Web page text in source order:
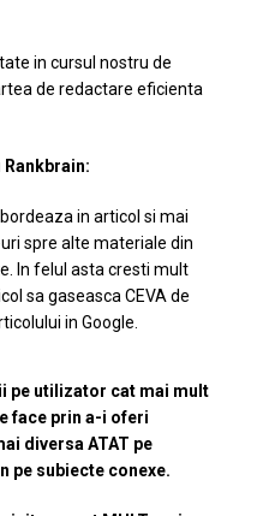
in cursul nostru de
de redactare eficienta
in articol si mai
spre alte materiale din
In felul asta cresti mult
sa gaseasca CEVA de
in Google.
pe utilizator cat mai mult
face prin a-i oferi
diversa ATAT pe
pe subiecte conexe.